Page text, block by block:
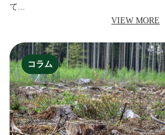
て...
VIEW MORE
コラム